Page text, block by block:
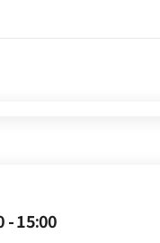
- 15:00